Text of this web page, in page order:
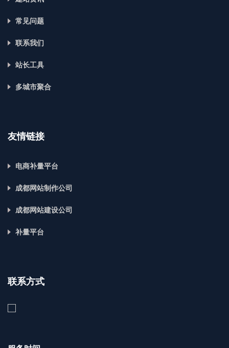
常见问题
联系我们
站长工具
多城市聚合
友情链接
电商补量平台
成都网站制作公司
成都网站建设公司
补量平台
联系方式